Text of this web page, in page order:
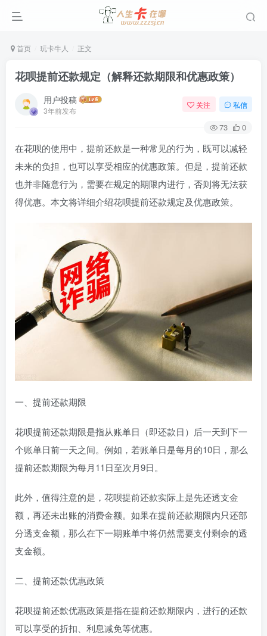
首页 玩卡牛人 正文
花呗提前还款规定（解释还款期限和优惠政策）
用户投稿
3年前发布
关注 私信
73 0
在花呗的使用中，提前还款是一种常见的行为，既可以减轻
未来的负担，也可以享受相应的优惠政策。但是，提前还款
也并非随意行为，需要在规定的期限内进行，否则将无法获
得优惠。本文将详细介绍花呗提前还款规定及优惠政策。
一、提前还款期限
花呗提前还款期限是指从账单日（即还款日）后一天到下一
个账单日前一天之间。例如，若账单日是每月的10日，那么
提前还款期限为每月11日至次月9日。
此外，值得注意的是，花呗提前还款实际上是先还透支金
额，再还未出账的消费金额。如果在提前还款期限内只还部
分透支金额，那么在下一期账单中将仍然需要支付剩余的透
支金额。
二、提前还款优惠政策
花呗提前还款优惠政策是指在提前还款期限内，进行的还款
可以享受的折扣、利息减免等优惠。